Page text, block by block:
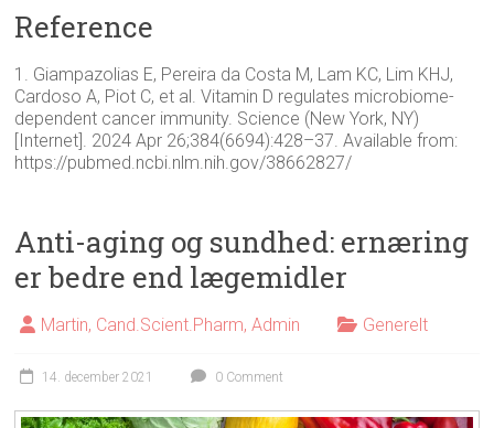
Reference
1. Giampazolias E, Pereira da Costa M, Lam KC, Lim KHJ,
Cardoso A, Piot C, et al. Vitamin D regulates microbiome-
dependent cancer immunity. Science (New York, NY)
[Internet]. 2024 Apr 26;384(6694):428–37. Available from:
https://pubmed.ncbi.nlm.nih.gov/38662827/
Anti-aging og sundhed: ernæring
er bedre end lægemidler
Martin, Cand.Scient.Pharm, Admin Generelt
14. december 2021 0 Comment